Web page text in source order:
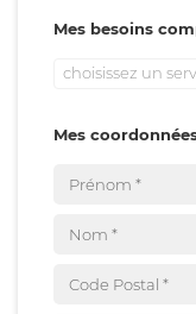
Mes besoins
choisissez un
Mes